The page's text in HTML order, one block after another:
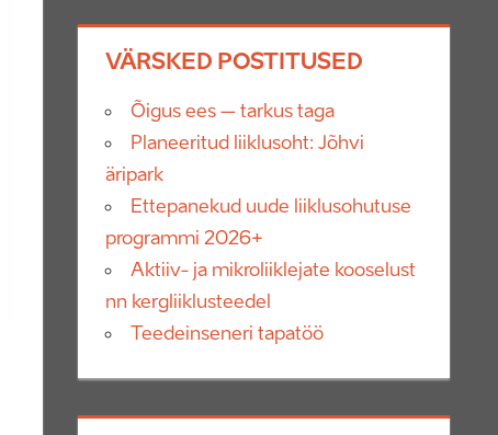
VÄRSKED POSTITUSED
Õigus ees – tarkus taga
Planeeritud liiklusoht: Jõhvi
äripark
Ettepanekud uude liiklusohutuse
programmi 2026+
Aktiiv- ja mikroliiklejate kooselust
nn kergliiklusteedel
Teedeinseneri tapatöö